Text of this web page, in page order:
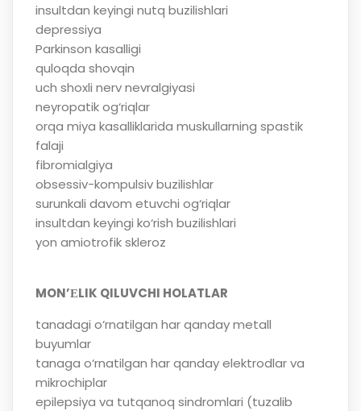
insultdan keyingi nutq buzilishlari
depressiya
Parkinson kasalligi
quloqda shovqin
uch shoxli nerv nevralgiyasi
neyropatik og‘riqlar
orqa miya kasalliklarida muskullarning spastik
falaji
fibromialgiya
obsessiv-kompulsiv buzilishlar
surunkali davom etuvchi og‘riqlar
insultdan keyingi ko‘rish buzilishlari
yon amiotrofik skleroz
MON’ЕLIK QILUVCHI HOLATLAR
tanadagi o‘rnatilgan har qanday metall
buyumlar
tanaga o‘rnatilgan har qanday elektrodlar va
mikrochiplar
epilepsiya va tutqanoq sindromlari (tuzalib